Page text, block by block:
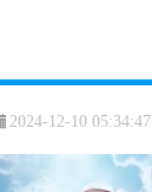
2024-12-10 05:34:47